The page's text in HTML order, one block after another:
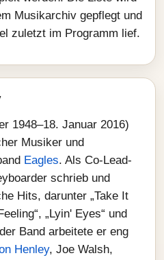
Musikarchiv gepflegt und
zuletzt im Programm lief.
1948–18. Januar 2016)
Musiker und
Eagles. Als Co-Lead-
schrieb und
Hits, darunter „Take It
„Lyin' Eyes“ und
Band arbeitete er eng
Henley, Joe Walsh,